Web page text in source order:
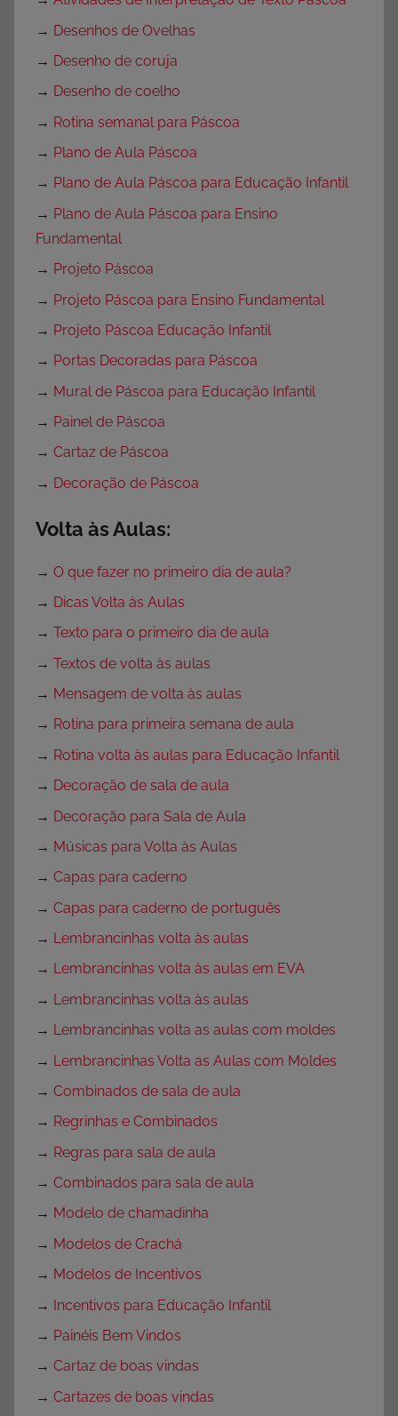
→ Desenhos de Ovelhas
→ Desenho de coruja
→ Desenho de coelho
→ Rotina semanal para Páscoa
→ Plano de Aula Páscoa
→ Plano de Aula Páscoa para Educação Infantil
→ Plano de Aula Páscoa para Ensino
Fundamental
→ Projeto Páscoa
→ Projeto Páscoa para Ensino Fundamental
→ Projeto Páscoa Educação Infantil
→ Portas Decoradas para Páscoa
→ Mural de Páscoa para Educação Infantil
→ Painel de Páscoa
→ Cartaz de Páscoa
→ Decoração de Páscoa
Volta às Aulas:
→ O que fazer no primeiro dia de aula?
→ Dicas Volta às Aulas
→ Texto para o primeiro dia de aula
→ Textos de volta às aulas
→ Mensagem de volta às aulas
→ Rotina para primeira semana de aula
→ Rotina volta às aulas para Educação Infantil
→ Decoração de sala de aula
→ Decoração para Sala de Aula
→ Músicas para Volta às Aulas
→ Capas para caderno
→ Capas para caderno de português
→ Lembrancinhas volta às aulas
→ Lembrancinhas volta às aulas em EVA
→ Lembrancinhas volta às aulas
→ Lembrancinhas volta as aulas com moldes
→ Lembrancinhas Volta as Aulas com Moldes
→ Combinados de sala de aula
→ Regrinhas e Combinados
→ Regras para sala de aula
→ Combinados para sala de aula
→ Modelo de chamadinha
→ Modelos de Crachá
→ Modelos de Incentivos
→ Incentivos para Educação Infantil
→ Painéis Bem Vindos
→ Cartaz de boas vindas
→ Cartazes de boas vindas